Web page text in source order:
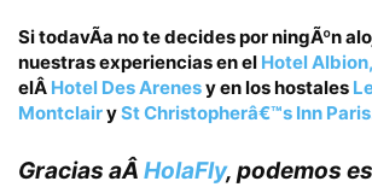
Si todavÃ­a no te decides por ningÃºn
nuestras experienciasen el Hotel
elÂ Hotel Des Arenesy en los hostales
MontclairySt Christopherâ€™s Inn
Gracias aÂ HolaFly, podemos